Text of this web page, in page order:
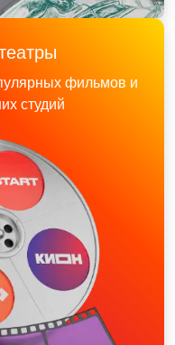
фильмов и
студий